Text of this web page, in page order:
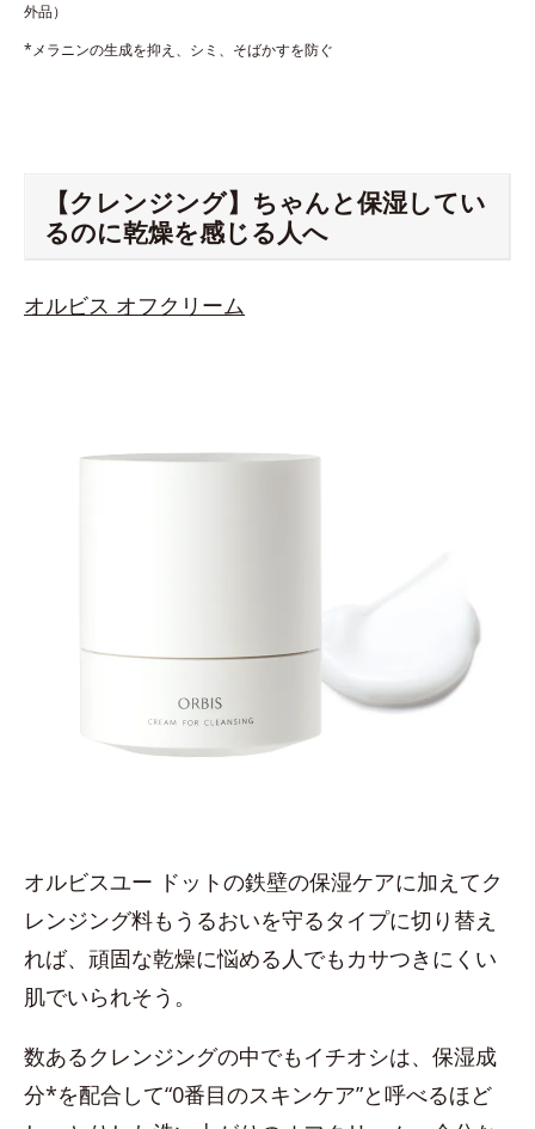
外品）
*メラニンの生成を抑え、シミ、そばかすを防ぐ
【クレンジング】ちゃんと保湿してい
るのに乾燥を感じる人へ
オルビス オフクリーム
オルビスユー ドットの鉄壁の保湿ケアに加えてク
レンジング料もうるおいを守るタイプに切り替え
れば、頑固な乾燥に悩める人でもカサつきにくい
肌でいられそう。
数あるクレンジングの中でもイチオシは、保湿成
分*を配合して“0番目のスキンケア”と呼べるほど